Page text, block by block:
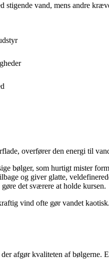
vand, mens andre
overfører den energi til
bølger, som hurtigt mister
og giver glatte,
det sværere at holde kursen.
vind ofte gør vandet
afgør kvaliteten af